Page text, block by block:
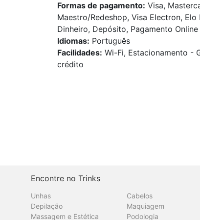
Formas de pagamento: Visa,
Maestro/Redeshop, Visa Electron,
Dinheiro, Depósito, Pagamento
Idiomas: Português
Facilidades: Wi-Fi, Estacionamento -
crédito
Encontre no Trinks
Unhas Cabelos
Depilação
Maquiagem
Massagem e Estética
Podologia